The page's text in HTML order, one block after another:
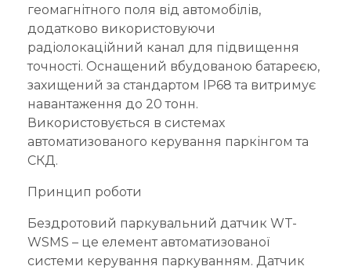
геомагнітного поля від автомобілів,
додатково використовуючи
радіолокаційний канал для підвищення
точності. Оснащений вбудованою батареєю,
захищений за стандартом IP68 та витримує
навантаження до 20 тонн.
Використовується в системах
автоматизованого керування паркінгом та
СКД.
Принцип роботи
Бездротовий паркувальний датчик WT-
WSMS – це елемент автоматизованої
системи керування паркуванням. Датчик